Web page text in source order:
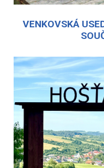
VENKOVSKÁ